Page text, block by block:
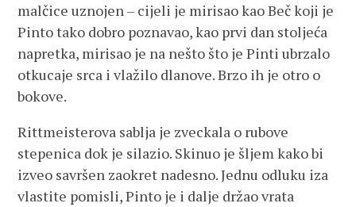
malčice uznojen – cijeli je mirisao kao Beč koji je
Pinto tako dobro poznavao, kao prvi dan stoljeća
napretka, mirisao je na nešto što je Pinti ubrzalo
otkucaje srca i vlažilo dlanove. Brzo ih je otro o
bokove.
Rittmeisterova sablja je zveckala o rubove
stepenica dok je silazio. Skinuo je šljem kako bi
izveo savršen zaokret nadesno. Jednu odluku iza
vlastite pomisli, Pinto je i dalje držao vrata